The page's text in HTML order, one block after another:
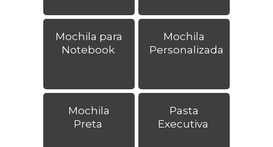
Mochila para
Notebook
Mochila
Personalizada
Mochila
Preta
Pasta
Executiva